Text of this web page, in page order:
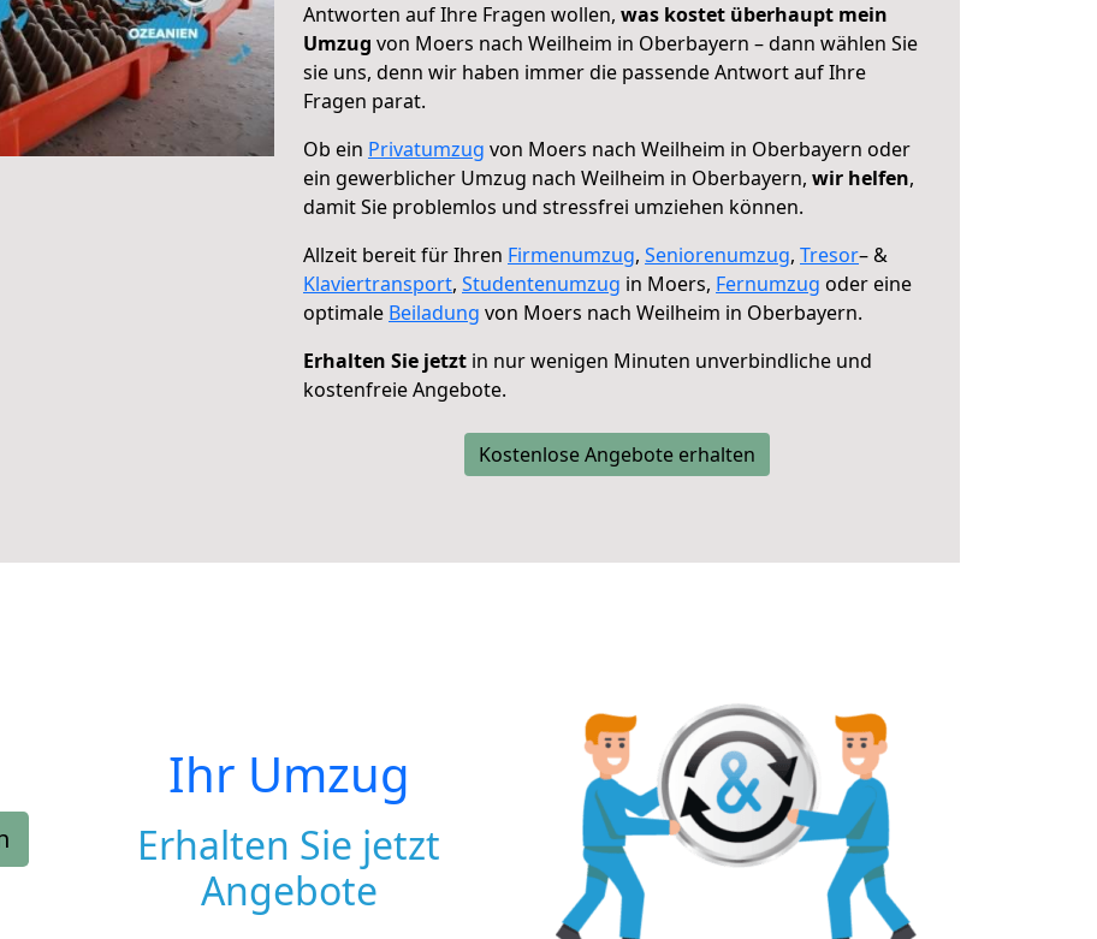
Antworten auf Ihre Fragen wollen, was kostet überhaupt mein
Umzug von Moers nach Weilheim in Oberbayern – dann wählen Sie
sie uns, denn wir haben immer die passende Antwort auf Ihre
Fragen parat.
Ob ein Privatumzug von Moers nach Weilheim in Oberbayern oder
ein gewerblicher Umzug nach Weilheim in Oberbayern, wir helfen,
damit Sie problemlos und stressfrei umziehen können.
Allzeit bereit für Ihren Firmenumzug, Seniorenumzug, Tresor– &
Klaviertransport, Studentenumzug in Moers, Fernumzug oder eine
optimale Beiladung von Moers nach Weilheim in Oberbayern.
Erhalten Sie jetzt in nur wenigen Minuten unverbindliche und
kostenfreie Angebote.
Kostenlose Angebote erhalten
Ihr Umzug
Erhalten Sie jetzt
Angebote